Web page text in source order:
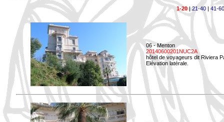
1-20|21-40 | 41-60
06 - Menton
20140600201NUC2A
hôtel de voyageurs dit Riviera
Elévation latérale.